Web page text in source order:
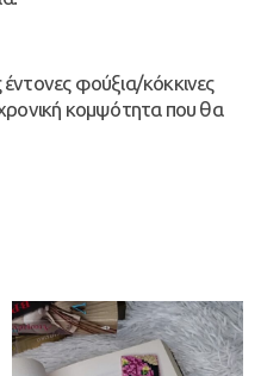
φούξια/κόκκινες
κομψότητα που θα